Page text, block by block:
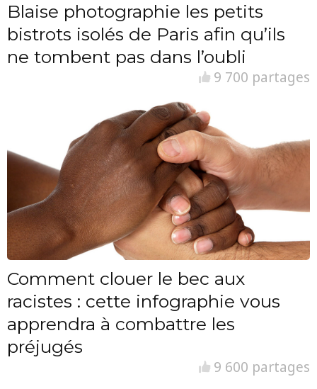
Blaise photographie les petits
bistrots isolés de Paris afin qu’ils
ne tombent pas dans l’oubli
9 700 partages
Comment clouer le bec aux
racistes : cette infographie vous
apprendra à combattre les
préjugés
9 600 partages